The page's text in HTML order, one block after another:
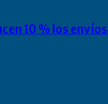
10 % los